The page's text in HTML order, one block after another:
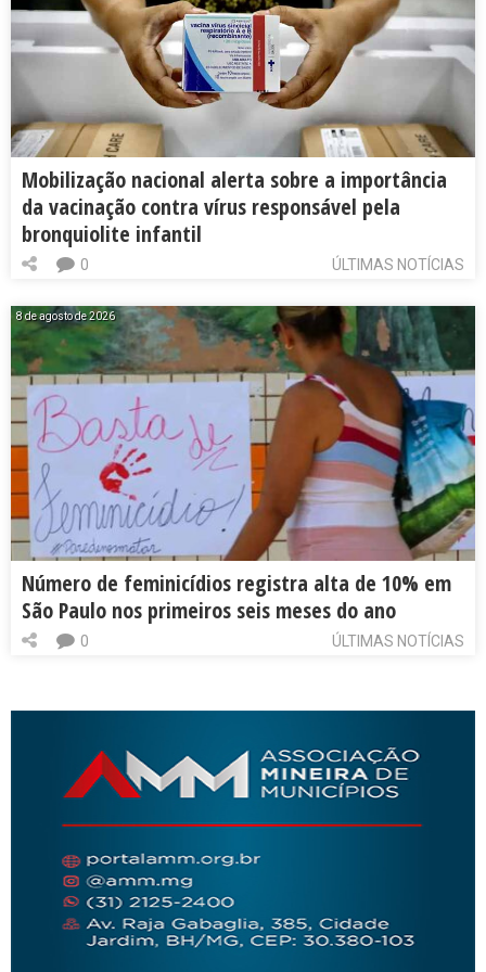
Mobilização nacional alerta sobre a importância
da vacinação contra vírus responsável pela
bronquiolite infantil
ÚLTIMAS NOTÍCIAS
0
8 de agosto de 2026
Número de feminicídios registra alta de 10% em
São Paulo nos primeiros seis meses do ano
ÚLTIMAS NOTÍCIAS
0